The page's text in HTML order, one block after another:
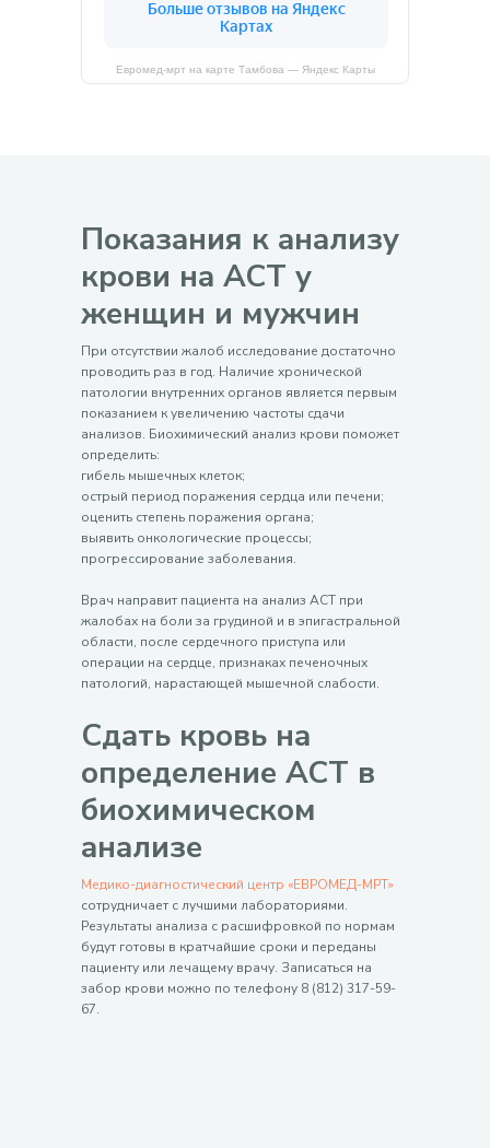
Евромед-мрт на карте Тамбова — Яндекс Карты
Показания к анализу
крови на АСТ у
женщин и мужчин
При отсутствии жалоб исследование достаточно
проводить раз в год. Наличие хронической
патологии внутренних органов является первым
показанием к увеличению частоты сдачи
анализов. Биохимический анализ крови поможет
определить:
гибель мышечных клеток;
острый период поражения сердца или печени;
оценить степень поражения органа;
выявить онкологические процессы;
прогрессирование заболевания.
Врач направит пациента на анализ АСТ при
жалобах на боли за грудиной и в эпигастральной
области, после сердечного приступа или
операции на сердце, признаках печеночных
патологий, нарастающей мышечной слабости.
Сдать кровь на
определение АСТ в
биохимическом
анализе
Медико-диагностический центр «ЕВРОМЕД-МРТ»
сотрудничает с лучшими лабораториями.
Результаты анализа с расшифровкой по нормам
будут готовы в кратчайшие сроки и переданы
пациенту или лечащему врачу. Записаться на
забор крови можно по телефону 8 (812) 317-59-
67.